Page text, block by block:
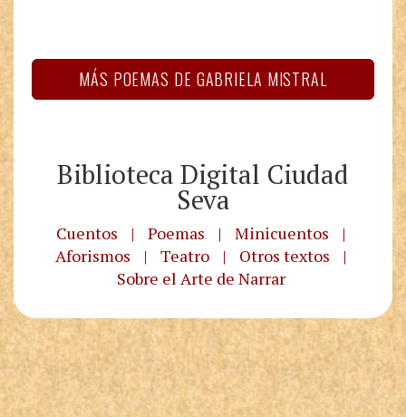
MÁS POEMAS DE GABRIELA MISTRAL
Biblioteca Digital Ciudad
Seva
Cuentos | Poemas | Minicuentos
|
Aforismos
| Teatro | Otros textos
|
Sobre el Arte de Narrar